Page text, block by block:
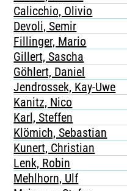
Calicchio, Olivio
Devoli, Semir
Fillinger, Mario
Gillert, Sascha
Göhlert, Daniel
Jendrossek, Kay-Uwe
Kanitz, Nico
Karl, Steffen
Klömich, Sebastian
Kunert, Christian
Lenk, Robin
Mehlhorn, Ulf